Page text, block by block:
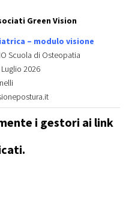
Green Vision
– modulo visione
Scuola di Osteopatia
2026
i gestori ai link